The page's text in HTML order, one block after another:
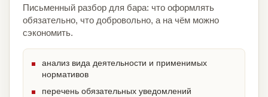
Письменный разбор для бара: что оформлять
обязательно, что добровольно, а на чём можно
сэкономить.
анализ вида деятельности и применимых
нормативов
перечень обязательных уведомлений